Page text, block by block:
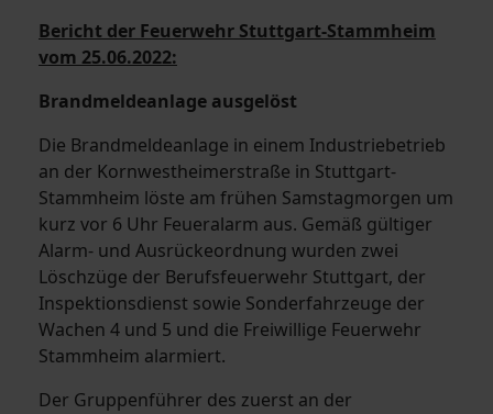
Bericht der Feuerwehr Stuttgart-Stammheim
vom 25.06.2022:
Brandmeldeanlage ausgelöst
Die Brandmeldeanlage in einem Industriebetrieb
an der Kornwestheimerstraße in Stuttgart-
Stammheim löste am frühen Samstagmorgen um
kurz vor 6 Uhr Feueralarm aus. Gemäß gültiger
Alarm- und Ausrückeordnung wurden zwei
Löschzüge der Berufsfeuerwehr Stuttgart, der
Inspektionsdienst sowie Sonderfahrzeuge der
Wachen 4 und 5 und die Freiwillige Feuerwehr
Stammheim alarmiert.
Der Gruppenführer des zuerst an der